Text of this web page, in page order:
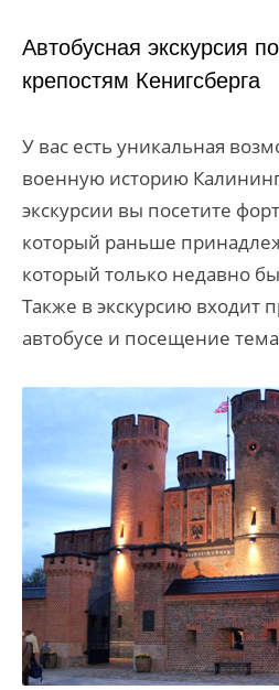
Автобусная экскурсия
крепостям Кенигсберга
У вас есть уникальная
военную историю
экскурсии вы посетите
который раньше
который только недавно
Также в экскурсию входит
автобусе и посещение